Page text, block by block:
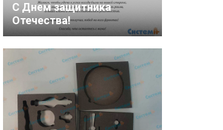
С Днем защитника
Отечества!